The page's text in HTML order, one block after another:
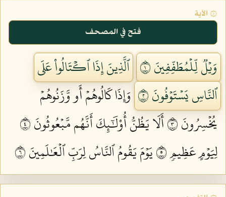
۞ الآية
فتح في المصحف
وَيۡلٞ لِّلۡمُطَفِّفِينَ ١
ٱلَّذِينَ إِذَا ٱكۡتَالُواْ عَلَى
ٱلنَّاسِ يَسۡتَوۡفُونَ ٢
وَإِذَا كَالُوهُمۡ أَو وَّزَنُوهُمۡ
يُخۡسِرُونَ ٣
أَلَا يَظُنُّ أُوْلَٰٓئِكَ أَنَّهُم مَّبۡعُوثُونَ ٤
لِيَوۡمٍ عَظِيمٖ ٥
يَوۡمَ يَقُومُ ٱلنَّاسُ لِرَبِّ ٱلۡعَٰلَمِينَ ٦